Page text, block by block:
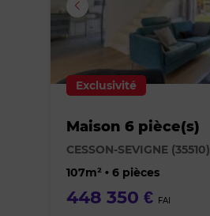
Exclusivité
Maison 6 pièce(s)
CESSON-SEVIGNE (35510)
107m² • 6 pièces
448 350 € FAI